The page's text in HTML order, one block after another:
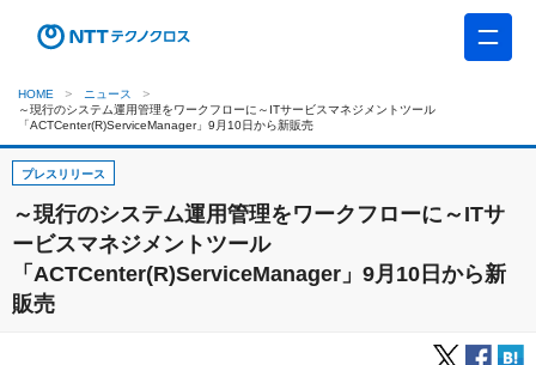
HOME
ニュース
～現行のシステム運用管理をワークフローに～ITサービスマネジメントツール
「ACTCenter(R)ServiceManager」9月10日から新販売
プレスリリース
～現行のシステム運用管理をワークフローに～ITサ
ービスマネジメントツール
「ACTCenter(R)ServiceManager」9月10日から新
販売